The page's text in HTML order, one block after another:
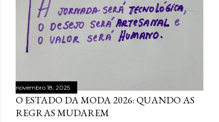
novembro 18, 2025
O ESTADO DA MODA 2026: QUANDO AS
REGRAS MUDAREM